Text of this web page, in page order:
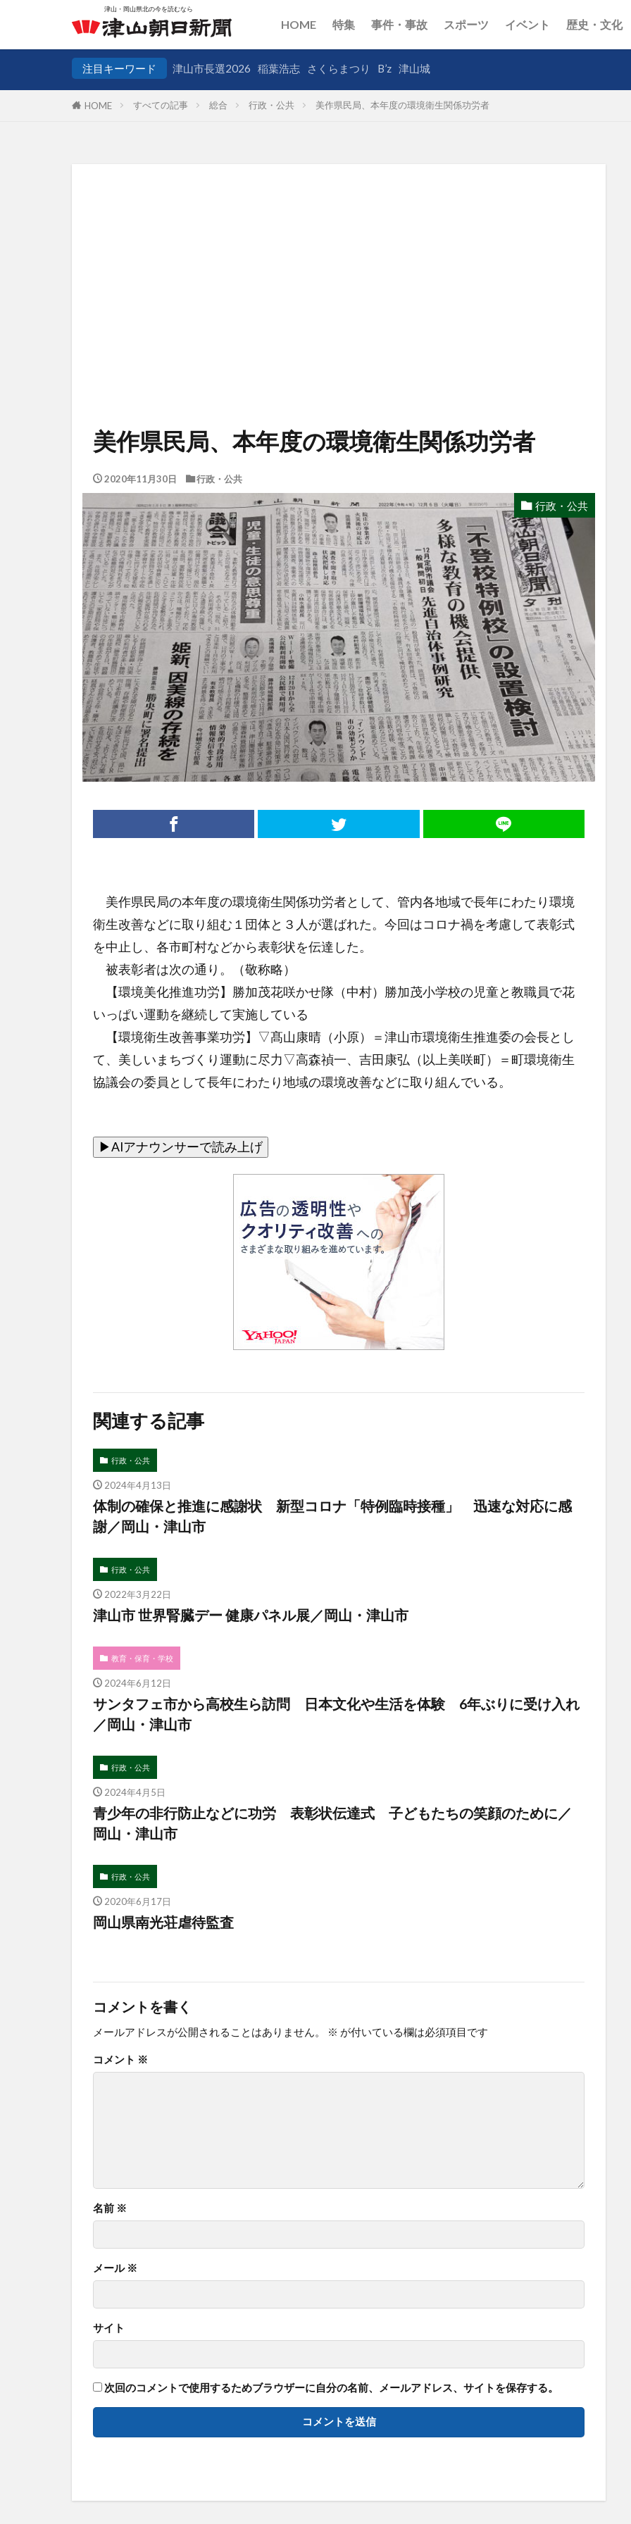
HOME 特集 事件・事故 スポーツ イベント 歴史・文化
注目キーワード 津山市長選2026 稲葉浩志 さくらまつり B’z 津山城
HOME すべての記事 総合 行政・公共 美作県民局、本年度の環境衛生関係功労者
美作県民局、本年度の環境衛生関係功労者
2020年11月30日 行政・公共
行政・公共
美作県民局の本年度の環境衛生関係功労者として、管内各地域で長年にわたり環境
衛生改善などに取り組む１団体と３人が選ばれた。今回はコロナ禍を考慮して表彰式
を中止し、各市町村などから表彰状を伝達した。
被表彰者は次の通り。（敬称略）
【環境美化推進功労】勝加茂花咲かせ隊（中村）勝加茂小学校の児童と教職員で花
いっぱい運動を継続して実施している
【環境衛生改善事業功労】▽髙山康晴（小原）＝津山市環境衛生推進委の会長とし
て、美しいまちづくり運動に尽力▽高森禎一、吉田康弘（以上美咲町）＝町環境衛生
協議会の委員として長年にわたり地域の環境改善などに取り組んでいる。
関連する記事
行政・公共
2024年4月13日
体制の確保と推進に感謝状 新型コロナ「特例臨時接種」 迅速な対応に感
謝／岡山・津山市
行政・公共
2022年3月22日
津山市 世界腎臓デー 健康パネル展／岡山・津山市
教育・保育・学校
2024年6月12日
サンタフェ市から高校生ら訪問 日本文化や生活を体験 6年ぶりに受け入れ
／岡山・津山市
行政・公共
2024年4月5日
青少年の非行防止などに功労 表彰状伝達式 子どもたちの笑顔のために／
岡山・津山市
行政・公共
2020年6月17日
岡山県南光荘虐待監査
コメントを書く
メールアドレスが公開されることはありません。 ※ が付いている欄は必須項目です
コメント ※
名前 ※
メール ※
サイト
次回のコメントで使用するためブラウザーに自分の名前、メールアドレス、サイトを保存する。